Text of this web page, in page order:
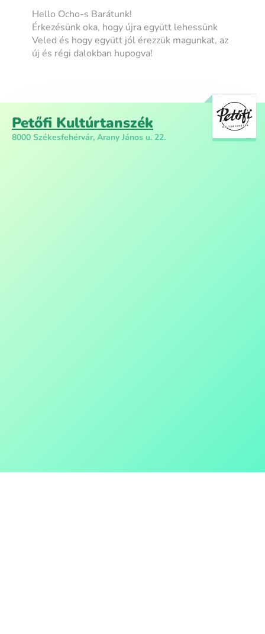
Hello Ocho-s Barátunk!
Érkezésünk oka, hogy újra együtt lehessünk
Veled és hogy együtt jól érezzük magunkat, az
új és régi dalokban hupogva!
Petőfi Kultúrtanszék
8000 Székesfehérvár, Arany János u. 22.